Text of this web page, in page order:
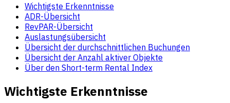
Wichtigste Erkenntnisse
ADR-Übersicht
RevPAR-Übersicht
Auslastungsübersicht
Übersicht der durchschnittlichen Buchungen
Übersicht der Anzahl aktiver Objekte
Über den Short-term Rental Index
Wichtigste Erkenntnisse